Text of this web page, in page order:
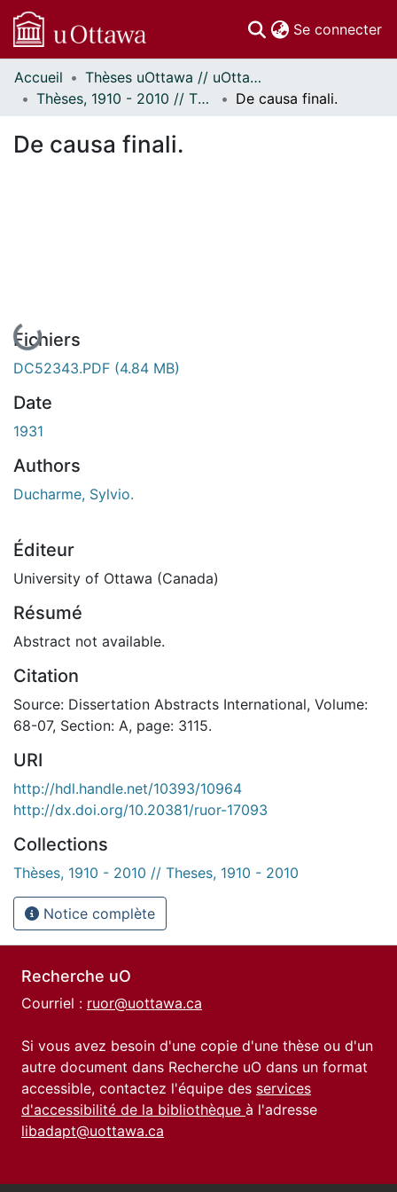
Se connecter
Communautés
et collections
Statistiques
Accueil
Thèses uOttawa // uOttawa Theses
Thèses, 1910 - 2010 // Theses, 1910 - 2010
De causa finali.
De causa finali.
En cours de chargement...
Fichiers
DC52343.PDF (4.84 MB)
Date
1931
Authors
Ducharme, Sylvio.
Éditeur
University of Ottawa (Canada)
Résumé
Abstract not available.
Citation
Source: Dissertation Abstracts International, Volume:
68-07, Section: A, page: 3115.
URI
http://hdl.handle.net/10393/10964
http://dx.doi.org/10.20381/ruor-17093
Collections
Thèses, 1910 - 2010 // Theses, 1910 - 2010
Notice complète
Recherche uO
Courriel : ruor@uottawa.ca
Si vous avez besoin d'une copie d'une thèse ou d'un
autre document dans Recherche uO dans un format
accessible, contactez l'équipe des services
d'accessibilité de la bibliothèque à l'adresse
libadapt@uottawa.ca